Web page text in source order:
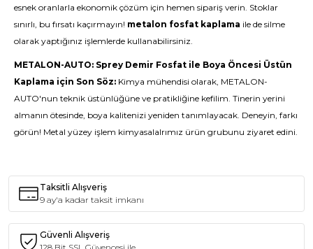
esnek oranlarla ekonomik çözüm için hemen sipariş verin. Stoklar
sınırlı, bu fırsatı kaçırmayın! metalon fosfat kaplama ile de silme
olarak yaptığınız işlemlerde kullanabilirsiniz.
METALON-AUTO: Sprey Demir Fosfat ile Boya Öncesi Üstün
Kaplama için Son Söz: Kimya mühendisi olarak, METALON-
AUTO'nun teknik üstünlüğüne ve pratikliğine kefilim. Tinerin yerini
almanın ötesinde, boya kalitenizi yeniden tanımlayacak. Deneyin, farkı
görün! Metal yüzey işlem kimyasalalrımız ürün grubunu ziyaret edini.
Taksitli Alışveriş
9 ay'a kadar taksit imkanı
Güvenli Alışveriş